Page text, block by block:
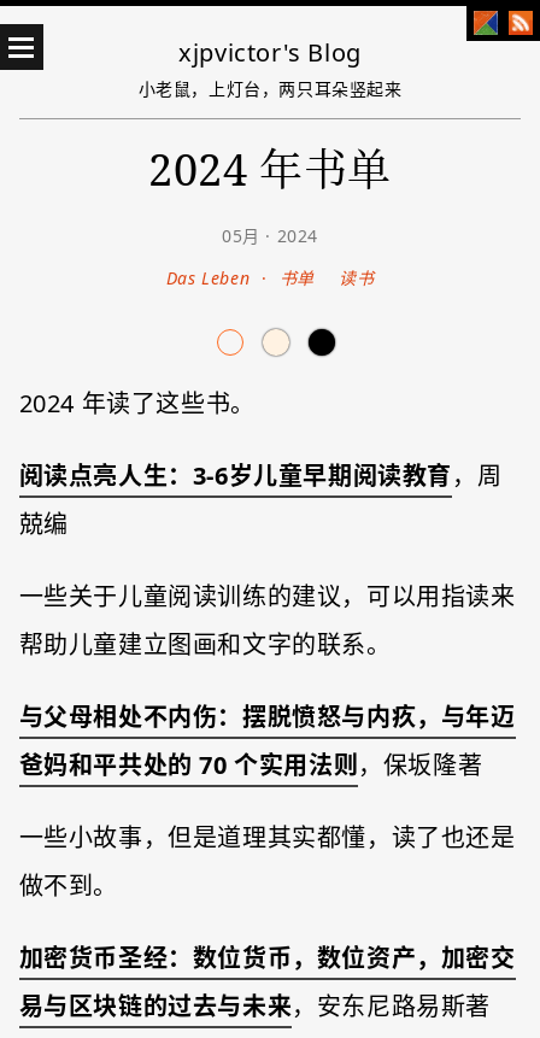
xjpvictor's Blog
小老鼠，上灯台，两只耳朵竖起来
2024 年书单
05月 · 2024
Das Leben · 书单 读书
2024 年读了这些书。
阅读点亮人生：3-6岁儿童早期阅读教育，周
兢编
一些关于儿童阅读训练的建议，可以用指读来
帮助儿童建立图画和文字的联系。
与父母相处不内伤：摆脱愤怒与内疚，与年迈
爸妈和平共处的 70 个实用法则，保坂隆著
一些小故事，但是道理其实都懂，读了也还是
做不到。
加密货币圣经：数位货币，数位资产，加密交
易与区块链的过去与未来，安东尼路易斯著